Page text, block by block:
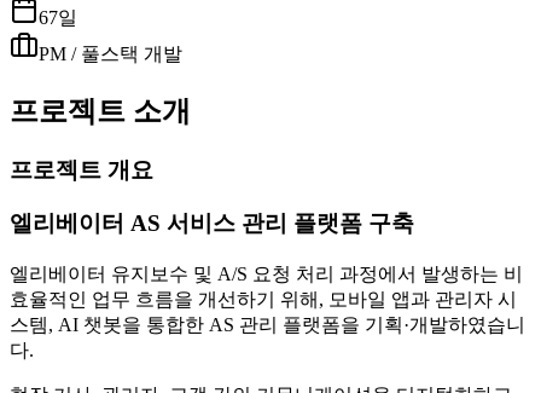
67일
PM / 풀스택 개발
프로젝트 소개
프로젝트 개요
엘리베이터 AS 서비스 관리 플랫폼 구축
엘리베이터 유지보수 및 A/S 요청 처리 과정에서 발생하는 비
효율적인 업무 흐름을 개선하기 위해, 모바일 앱과 관리자 시
스템, AI 챗봇을 통합한 AS 관리 플랫폼을 기획·개발하였습니
다.